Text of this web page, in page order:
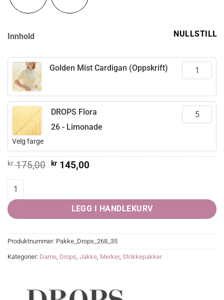
Innhold NULLSTILL
Golden Mist Cardigan (Oppskrift)
Velg farge
DROPS Flora
26 - Limonade
kr175,00 Opprinnelig
kr145,00Nåværende
Golden Mist Cardigan quantity
LEGG I HANDLEKURV
Produktnummer: Pakke_Drops_268_35
Kategorier: Dame Drops Jakke Merker, Strikkepakker